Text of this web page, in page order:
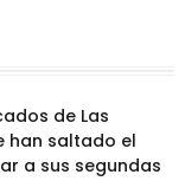
de Las
han saltado el
a sus segundas